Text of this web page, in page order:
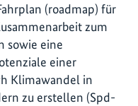
(roadmap) für
zum
sowie eine
einer
Klimawandel in
zu erstellen (Spd-